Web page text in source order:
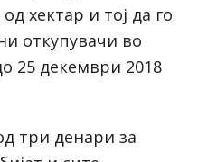
хектар и тој да го
откупувачи во
25 декември 2018
три денари за